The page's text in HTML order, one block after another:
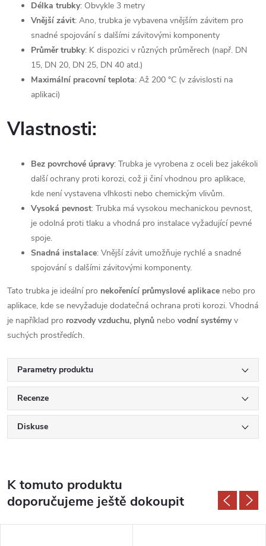
Délka trubky: Obvykle 3 metry
Vnější závit: Ano, trubka je vybavena vnějším závitem pro
snadné spojování s dalšími závitovými komponenty
Průměr trubky: K dispozici v různých průměrech (např. DN
15, DN 20, DN 25, DN 40 atd.)
Maximální pracovní teplota: Až 200 °C (v závislosti na
aplikaci)
Vlastnosti:
Bez povrchové úpravy: Trubka je vyrobena z oceli bez jakékoli
další ochrany proti korozi, což ji činí vhodnou pro aplikace,
kde není vystavena vlhkosti nebo chemickým vlivům.
Vysoká pevnost: Trubka má vysokou mechanickou pevnost,
je odolná proti tlaku a vhodná pro instalace vyžadující pevné
spoje.
Snadná instalace: Vnější závit umožňuje rychlé a snadné
spojování s dalšími závitovými komponenty.
Tato trubka je ideální pro nekořenící průmyslové aplikace nebo pro
aplikace, kde se nevyžaduje dodatečná ochrana proti korozi. Vhodná
je například pro rozvody vzduchu, plynů nebo vodní systémyv
suchých prostředích.
Parametry produktu
Recenze
Diskuse
K tomuto produktu
doporučujeme ještě dokoupit